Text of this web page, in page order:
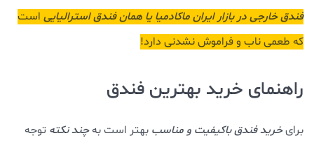
فندق خارجی در بازار ایرانماکادمیا یا همان فندق استرالیایی است
که طعمی ناب و فراموش نشدنی دارد!
راهنمای خرید بهترین فندق
برایخرید فندق باکیفیت و مناسب بهتر است بهچند نکته توجه